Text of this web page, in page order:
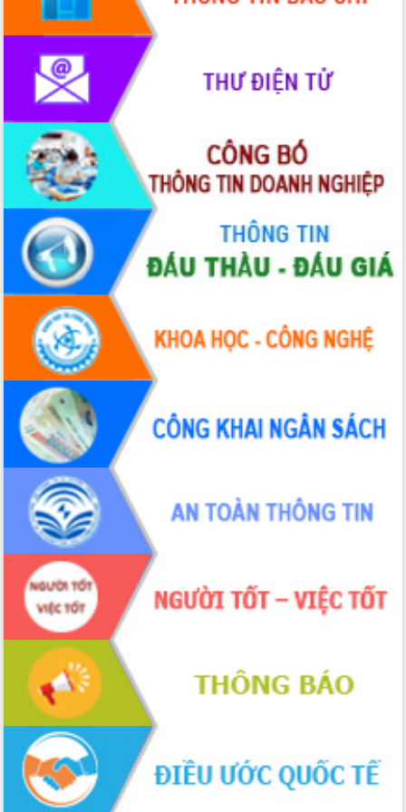
phát triển mới
Thường trực HĐND tỉnh Đắk Lắk gặp
mặt Đoàn chuyên gia y tế TP. Hồ Chí
Minh
Lễ truy điệu và an táng hài cốt liệt sĩ
tại Nghĩa trang Liệt sĩ xã Sơn Hòa
Bàn giải pháp tháo gỡ khó khăn trong
xuất khẩu sầu riêng và triển khai quy
định EUDR
Thứ trưởng Bộ Nông nghiệp và Môi
trường Nguyễn Hoàng Hiệp khảo sát
vùng trồng và doanh nghiệp đóng gói
sầu riêng tại Đắk Lắk
Trình diễn nghệ thuật chế biến các
món ăn từ sầu riêng
Đắk Lắk công bố Quy hoạch và xúc
tiến đầu tư tỉnh
Ngành cá ngừ Đắk Lắk chủ động thích
ứng để giữ vững thị trường xuất khẩu
Diễn đàn Kinh tế tư nhân Việt Nam đột
phá cơ chế - Hợp tác công tư
Đề án 06 tạo bước ngoặt đột phá trong
cải cách hành chính tỉnh Đắk Lắk
Kết nối tour, đẩy mạnh chuyển đổi số
để phát triển du lịch Đắk Lắk
Khởi động Dự án Đầu tư xây dựng hạ
tầng kỹ thuật Cụm công nghiệp Tân
Tiến
Gặp mặt các cơ quan báo chí nhân Kỷ
niệm 101 năm Ngày Báo chí Cách
mạng Việt Nam
Đắk Lắk sơ kết 4 năm triển khai thực
hiện Đề án 06 của Chính phủ
Họp báo thông tin về Hội nghị Công bố
Quy hoạch và Xúc tiến đầu tư tỉnh Đắk
Khơi thông điểm nghẽn, đẩy nhanh
giải ngân vốn khắc phục thiên tai
HĐND tỉnh thông qua điều chỉnh Quy
hoạch tỉnh thời kỳ 2021-2030